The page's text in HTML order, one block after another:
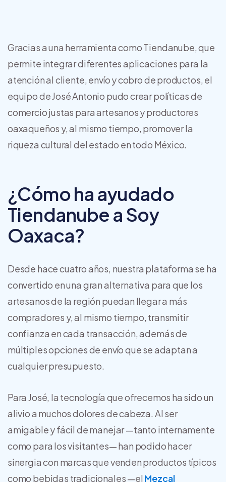
Gracias a una herramienta como Tiendanube, que
permite integrar diferentes aplicaciones para la
atención al cliente, envío y cobro de productos, el
equipo de José Antonio pudo crear políticas de
comercio justas para artesanos y productores
oaxaqueños y, al mismo tiempo, promover la
riqueza cultural del estado en todo México.
¿Cómo ha ayudado
Tiendanube a Soy
Oaxaca?
Desde hace cuatro años, nuestra plataforma se ha
convertido en una gran alternativa para que los
artesanos de la región puedan llegar a más
compradores y, al mismo tiempo, transmitir
confianza en cada transacción, además de
múltiples opciones de envío que se adaptan a
cualquier presupuesto.
Para José, la tecnología que ofrecemos ha sido un
alivio a muchos dolores de cabeza. Al ser
amigable y fácil de manejar —tanto internamente
como para los visitantes— han podido hacer
sinergia con marcas que venden productos típicos
como bebidas tradicionales —el Mezcal